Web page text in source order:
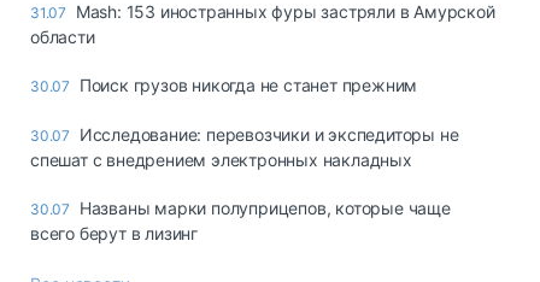
31.07
Mash: 153 иностранных фуры застряли в Амурской
области
30.07 Поиск грузов никогда не станет прежним
30.07
Исследование: перевозчики и экспедиторы не
спешат с внедрением электронных накладных
30.07
Названы марки полуприцепов, которые чаще
всего берут в лизинг